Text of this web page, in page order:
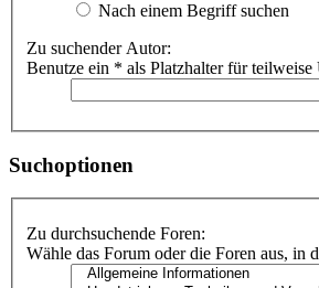
Nach einem Begriff suchen
Zu suchender Autor:
Benutze ein * als Platzhalter für teilweise
Suchoptionen
Zu durchsuchende Foren:
Wähle das Forum oder die Foren aus, in